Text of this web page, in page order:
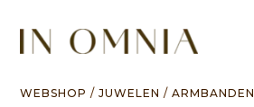
WEBSHOP /JUWELEN /ARMBANDEN